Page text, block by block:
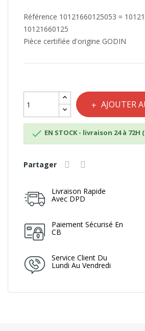
Référence 10121660125053 =
10121660125
Pièce certifiée d'origine GODIN
AJOUTER
 EN STOCK - livraison 24 à 72H
Partager
Livraison Rapide
Avec DPD
Paiement Sécurisé En
CB
Service Client Du
Lundi Au Vendredi